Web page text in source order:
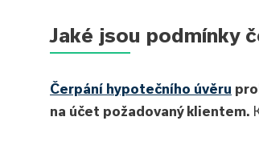
Jaké jsou podmínky
Čerpání hypotečního úvěru
na účet požadovaný klientem.